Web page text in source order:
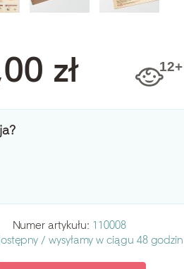
zł
Numer artykułu: 110008
/ wysyłamy w ciągu 48 godzin